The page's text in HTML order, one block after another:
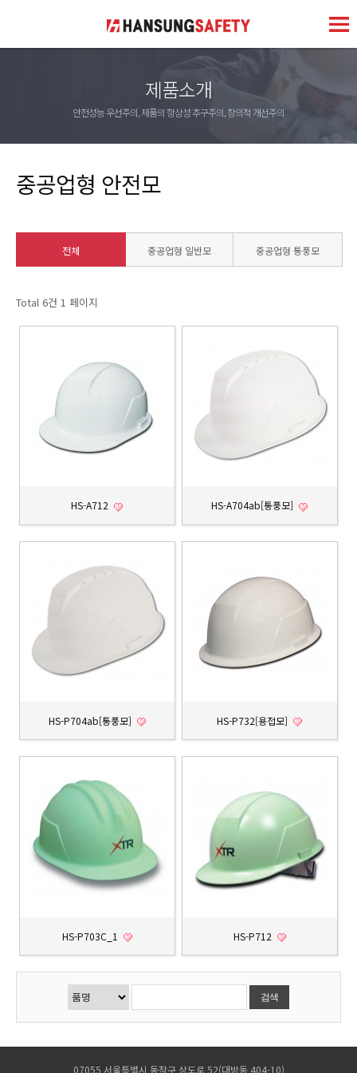
제품소개
안전성능 우선주의, 제품의 항상성 추구주의, 창의적 개선주의
중공업형 안전모
전체 중공업형 일반모 중공업형 통풍모
Total 6건 1 페이지
HS-A712 HS-A704ab[통풍모]
HS-P704ab[통풍모] HS-P732[용접모]
HS-P703C_1 HS-P712
07055 서울특별시 동작구 상도로 52(대방동 404-10)